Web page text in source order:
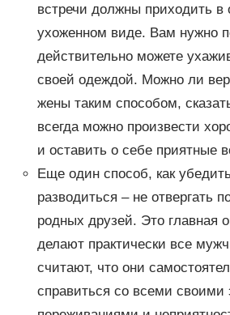
встречи должны приходить в
ухоженном виде. Вам нужно
действительно можете
своей одеждой. Можно ли
жены таким способом,
всегда можно произвести
и оставить о себе приятные
Еще один способ, как
разводиться – не отвергать
родных друзей. Это главная
делают практически все
считают, что они
справиться со всеми